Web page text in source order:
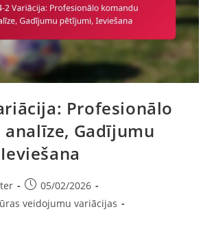
Profesionālo
Gadījumu
Post
published:
05/02/2026
veidojumu variācijas